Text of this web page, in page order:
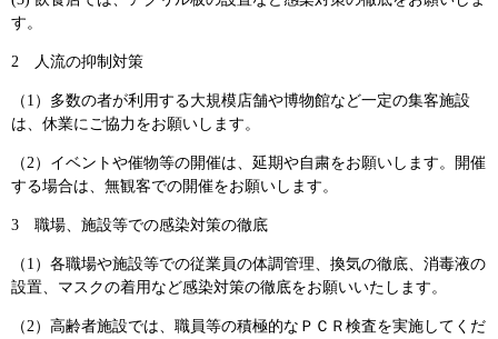
す。
2 人流の抑制対策
（1）多数の者が利用する大規模店舗や博物館など一定の集客施設
は、休業にご協力をお願いします。
（2）イベントや催物等の開催は、延期や自粛をお願いします。開催
する場合は、無観客での開催をお願いします。
3 職場、施設等での感染対策の徹底
（1）各職場や施設等での従業員の体調管理、換気の徹底、消毒液の
設置、マスクの着用など感染対策の徹底をお願いいたします。
（2）高齢者施設では、職員等の積極的なＰＣＲ検査を実施してくだ